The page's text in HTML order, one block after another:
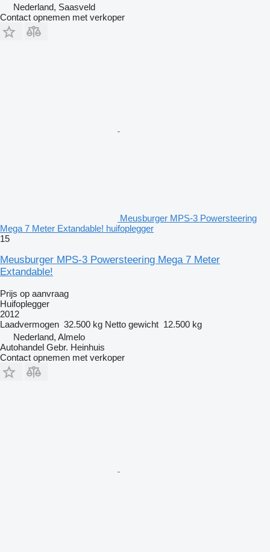
Nederland, Saasveld
Contact opnemen met verkoper
Meusburger MPS-3 Powersteering
Mega 7 Meter Extandable! huifoplegger
15
Meusburger MPS-3 Powersteering Mega 7 Meter
Extandable!
Prijs op aanvraag
Huifoplegger
2012
Laadvermogen 32.500 kg Netto gewicht 12.500 kg
Nederland, Almelo
Autohandel Gebr. Heinhuis
Contact opnemen met verkoper